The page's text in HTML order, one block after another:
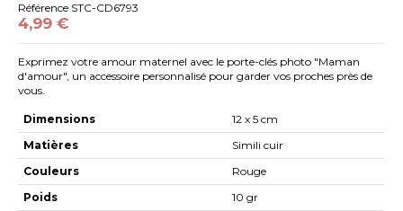
Référence STC-CD6793
4,99 €
Exprimez votre amour maternel avec le porte-clés photo "Maman
d'amour", un accessoire personnalisé pour garder vos proches près de
vous.
Dimensions
12 x 5 cm
Matières
Simili cuir
Couleurs
Rouge
Poids
10 gr